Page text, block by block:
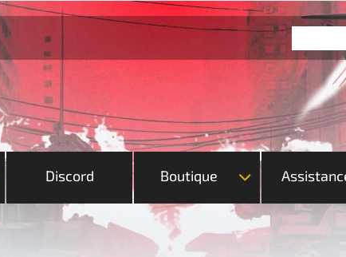
Discord Boutique